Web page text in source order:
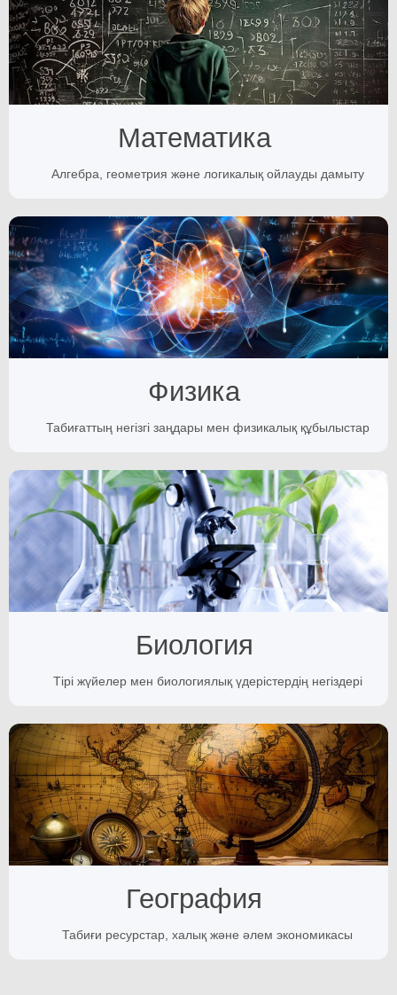
Математика
Алгебра, геометрия және логикалық ойлауды дамыту
Физика
Табиғаттың негізгі заңдары мен физикалық құбылыстар
Биология
Тірі жүйелер мен биологиялық үдерістердің негіздері
География
Табиғи ресурстар, халық және әлем экономикасы